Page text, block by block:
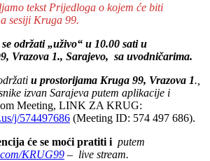
tekst Prijedloga o kojem će biti
sesiji Kruga 99.
održati „uživo“ u 10.00 sati u
Vrazova 1., Sarajevo, sa uvodničarima.
u prostorijama Kruga 99, Vrazova 1.,
izvan Sarajeva putem aplikacije i
Meeting, LINK ZA KRUG:
j/574497686 (Meeting ID: 574 497 686).
će se moći pratiti i putem
KRUG99 – live stream.